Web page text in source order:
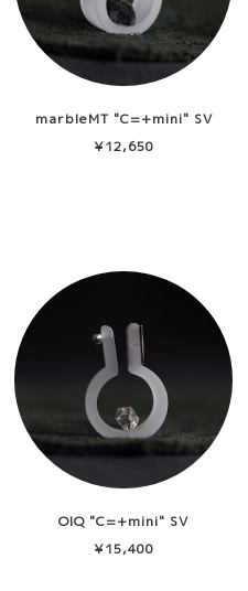
marbleMT "C=+mini" SV
¥12,650
OIQ "C=+mini" SV
¥15,400